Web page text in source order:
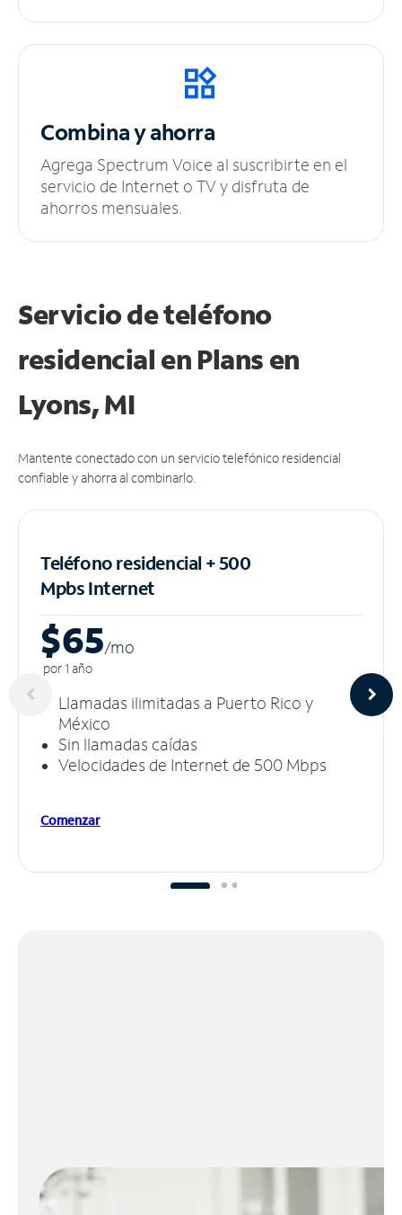
Combina y ahorra
Agrega Spectrum Voice al suscribirte en el
servicio de Internet o TV y disfruta de
ahorros mensuales.
Servicio de teléfono
residencial en Plans en
Lyons, MI
Mantente conectado con un servicio telefónico residencial
confiable y ahorra al combinarlo.
Teléfono residencial + 500
MpbsInternet
$65/mo
por 1 año
Llamadas ilimitadas a Puerto Rico y
México
Sin llamadas caídas
Velocidades de Internet de 500 Mbps
Comenzar